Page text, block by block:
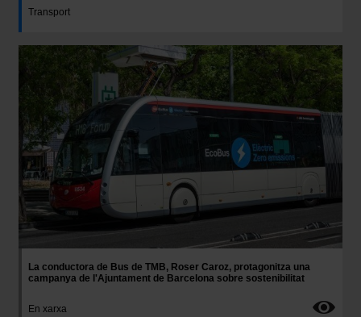
Transport
Imatge
La conductora de Bus de TMB, Roser Caroz, protagonitza una
campanya de l'Ajuntament de Barcelona sobre sostenibilitat
En xarxa